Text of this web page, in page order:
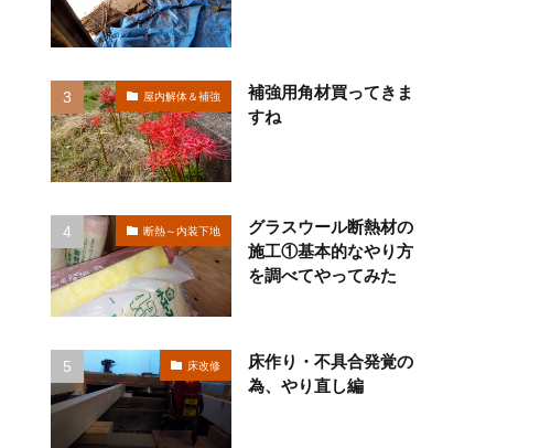
屋内解体＆補強
補強用角材買ってきま
すね
断熱～内装下地
グラスウール断熱材の
施工①基本的なやり方
を調べてやってみた
床改修
床作り・不具合発覚の
為、やり直し編